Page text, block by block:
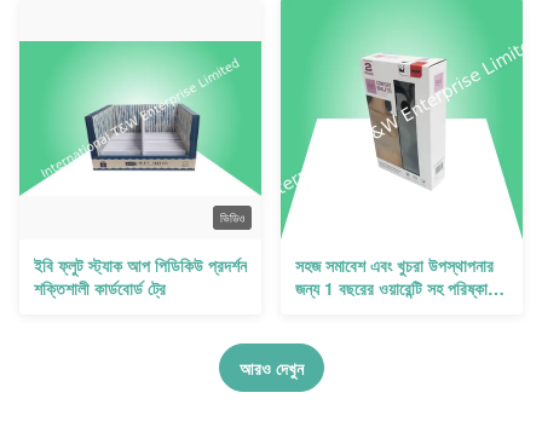
ভিডিও
ইবি ফ্লুট স্ট্যাক আপ পিডিকিউ প্রদর্শন
শক্তিশালী কার্ডবোর্ড ট্রে
সহজ সমাবেশ এবং খুচরা উপস্থাপনার
জন্য 1 বছরের ওয়ারেন্টি সহ পরিষ্কার
আরও দেখুন